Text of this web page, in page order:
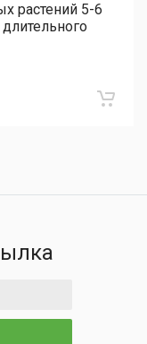
растений 5-6